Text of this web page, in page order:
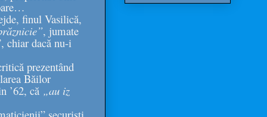
finul Vasilică,
, jumate
chiar dacă nu-i
prezentând
Băilor
’62, că „au iz